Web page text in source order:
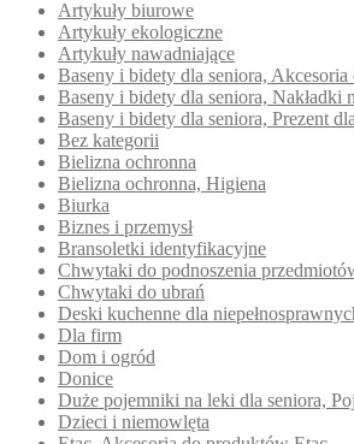
Artykuły biurowe
Artykuły ekologiczne
Artykuły nawadniające
Baseny i bidety dla seniora,
Baseny i bidety dla seniora, Nakładki
Baseny i bidety dla seniora, Prezent
Bez kategorii
Bielizna ochronna
Bielizna ochronna, Higiena
Biurka
Biznes i przemysł
Bransoletki identyfikacyjne
Chwytaki do podnoszenia
Chwytaki do ubrań
Deski kuchenne dla
Dla firm
Dom i ogród
Donice
Duże pojemniki na leki dla seniora,
Dzieci i niemowlęta